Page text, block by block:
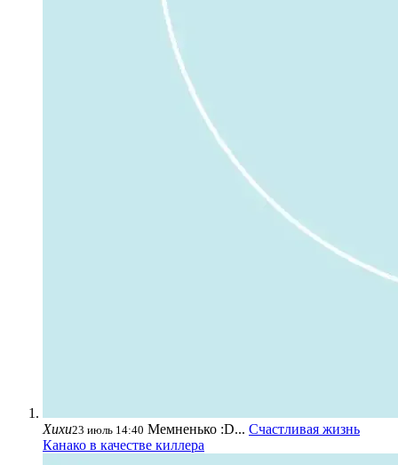
Хихи23 июль 14:40 Мемненько :D... Счастливая жизнь
Канако в качестве киллера